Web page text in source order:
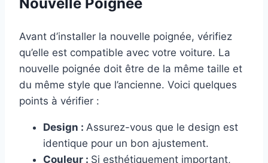
Avant d’installer la nouvelle poignée, vérifiez
qu’elle est compatible avec votre voiture. La
nouvelle poignée doit être de la même taille et
du même style que l’ancienne. Voici quelques
points à vérifier :
Design : Assurez-vous que le design est
identique pour un bon ajustement.
Couleur : Si esthétiquement important,